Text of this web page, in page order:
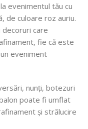
evenimentul tău cu
de culoare roz auriu.
care
fie că este
eveniment
nunți, botezuri
poate fi umflat
și strălucire